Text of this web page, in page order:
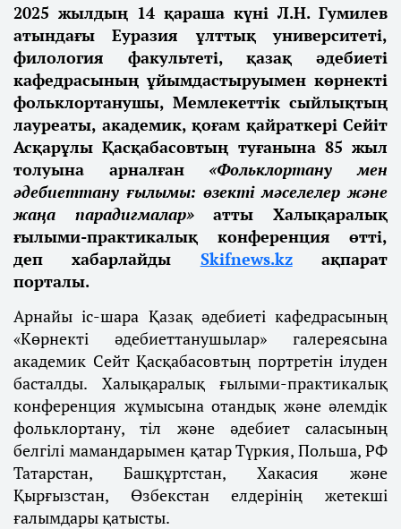
2025 жылдың 14 қараша күні Л.Н. Гумилев
атындағы Еуразия ұлттық университеті,
филология факультеті, қазақ әдебиеті
кафедрасының ұйымдастыруымен көрнекті
фольклортанушы, Мемлекеттік сыйлықтың
лауреаты, академик, қоғам қайраткері Сейіт
Асқарұлы Қасқабасовтың туғанына 85 жыл
толуына арналған «Фольклортану мен
әдебиеттану ғылымы: өзекті мәселелер және
жаңа парадигмалар»атты Халықаралық
ғылыми-практикалық конференция өтті,
деп хабарлайды Skifnews.kzақпарат
порталы.
Арнайы іс-шара Қазақ әдебиеті кафедрасының
«Көрнекті әдебиеттанушылар» галереясына
академик Сейт Қасқабасовтың портретін ілуден
басталды. Халықаралық ғылыми-практикалық
конференция жұмысына отандық және әлемдік
фольклортану, тіл және әдебиет саласының
белгілі мамандарымен қатар Түркия, Польша, РФ
Татарстан, Башқұртстан, Хакасия және
Қырғызстан, Өзбекстан елдерінің жетекші
ғалымдары қатысты.